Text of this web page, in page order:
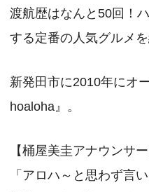
渡航歴はなんと50回！
する定番の人気グルメを
新発田市に2010年にオ
hoaloha』。
【桶屋美圭アナウンサー
「アロハ～と思わず言